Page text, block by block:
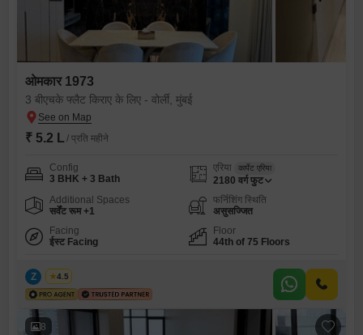
ओमकार 1973
3 बीएचके फ्लैट किराए के लिए - वोर्ली, मुंबई
₹ 5.2 L / प्रति महीने
Config
3 BHK + 3 Bath
एरिया कार्पेट एरिया
2180 वर्ग फुट
Additional Spaces
सर्वेंट रूम +1
फर्निशिंग स्थिति
असुसज्जित
Facing
ईस्ट Facing
Floor
44th of 75 Floors
Z Zeltro
4.5
8